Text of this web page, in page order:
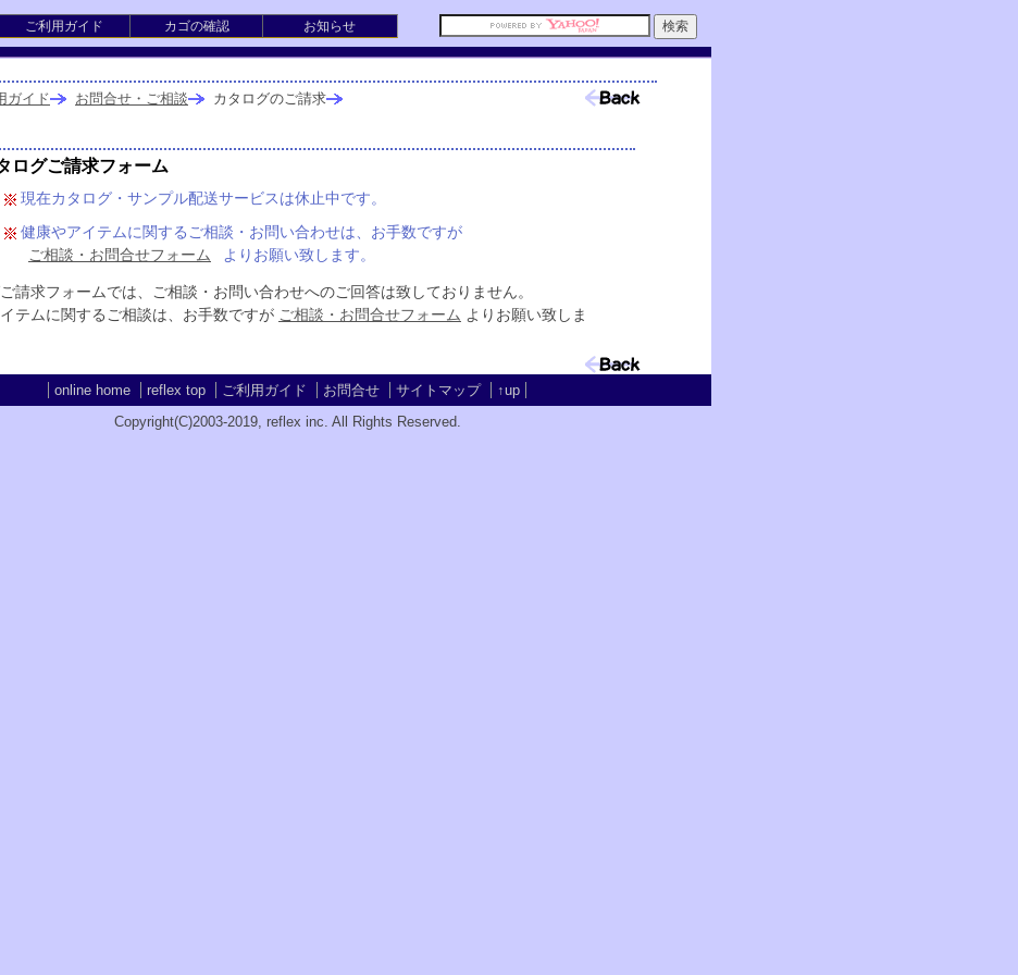
ご利用ガイド カゴの確認 お知らせ
ガイド お問合せ・ご相談 カタログのご請求
ログご請求フォーム
現在カタログ・サンプル配送サービスは休止中です。
健康やアイテムに関するご相談・お問い合わせは、お手数ですが
ご相談・お問合せフォーム
よりお願い致します。
請求フォームでは、ご相談・お問い合わせへのご回答は致しておりません。
テムに関するご相談は、お手数ですが ご相談・お問合せフォーム よりお願い致しま
online home reflex top ご利用ガイド お問合せ サイトマップ
↑up
Copyright(C)2003-2019, reflex inc. All Rights Reserved.